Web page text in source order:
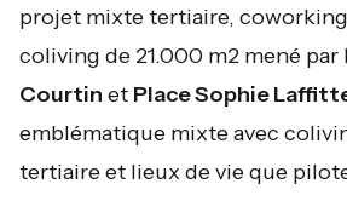
projet mixte tertiaire,
coliving de 21.000 m2 mené par
Courtin et Place Sophie
emblématique mixte avec
tertiaire et lieux de vie que